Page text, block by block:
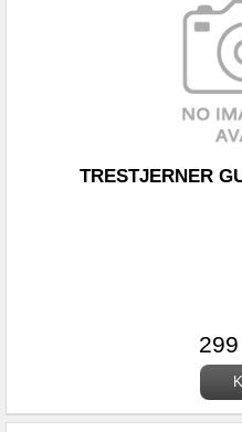
TRESTJERNER